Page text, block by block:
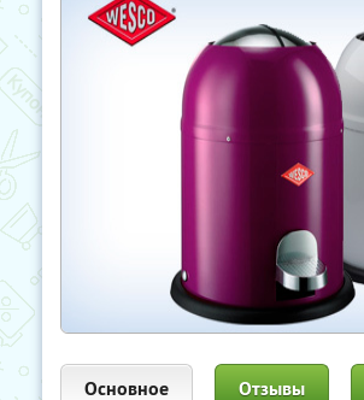
Основное Отзывы